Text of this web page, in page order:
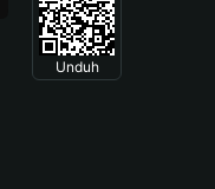
Unduh